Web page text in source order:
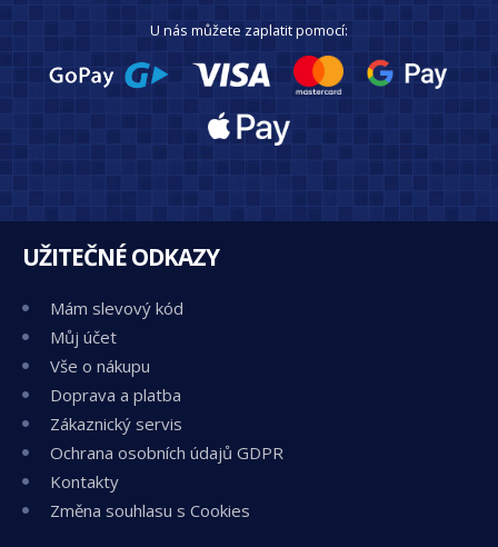
U nás můžete zaplatit pomocí:
UŽITEČNÉ ODKAZY
Mám slevový kód
Můj účet
Vše o nákupu
Doprava a platba
Zákaznický servis
Ochrana osobních údajů GDPR
Kontakty
Změna souhlasu s Cookies